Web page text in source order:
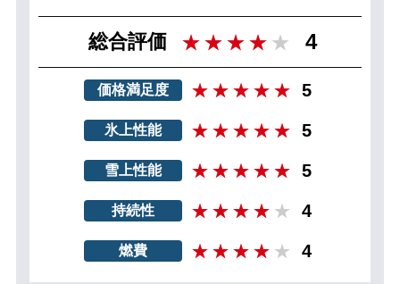
総合評価 4
価格満足度 5
氷上性能 5
雪上性能 5
持続性 4
燃費 4